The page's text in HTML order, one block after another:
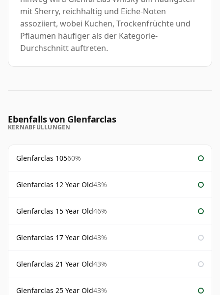
mit Sherry, reichhaltig und Eiche-Noten
assoziiert, wobei Kuchen, Trockenfrüchte und
Pflaumen häufiger als der Kategorie-
Durchschnitt auftreten.
Ebenfalls von Glenfarclas
KERNABFÜLLUNGEN
Glenfarclas 10560%
Glenfarclas 12 Year Old43%
Glenfarclas 15 Year Old46%
Glenfarclas 17 Year Old43%
Glenfarclas 21 Year Old43%
Glenfarclas 25 Year Old43%